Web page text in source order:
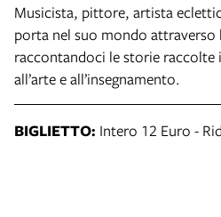
Musicista, pittore, artista
porta nel suo mondo attraverso
raccontandoci le storie raccolte
all’arte e all’insegnamento.
BIGLIETTO: Intero 12 Euro -